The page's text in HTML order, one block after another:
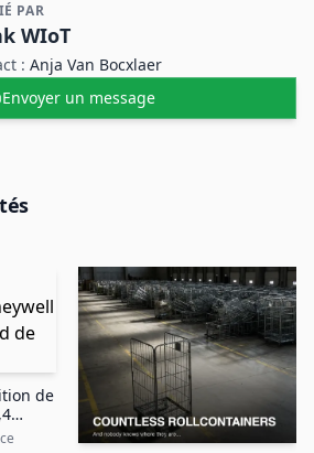
sur l'entreprise
PAR
WIoT
:Anja Van Bocxlaer
Envoyer un message
de